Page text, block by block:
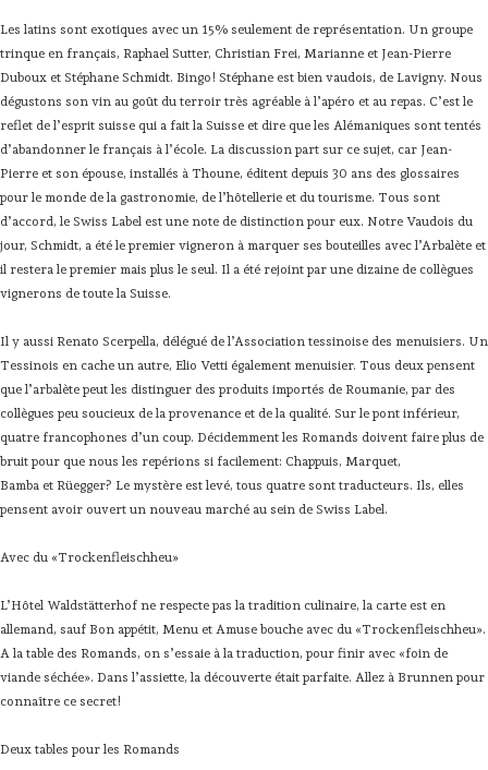
Les latins sont exotiques avec un 15% seulement de représentation. Un groupe
trinque en français, Raphael Sutter, Christian Frei, Marianne et Jean-Pierre
Duboux et Stéphane Schmidt. Bingo! Stéphane est bien vaudois, de Lavigny. Nous
dégustons son vin au goût du terroir très agréable à l’apéro et au repas. C’est le
reflet de l’esprit suisse qui a fait la Suisse et dire que les Alémaniques sont tentés
d’abandonner le français à l’école. La discussion part sur ce sujet, car Jean-
Pierre et son épouse, installés à Thoune, éditent depuis 30 ans des glossaires
pour le monde de la gastronomie, de l’hôtellerie et du tourisme. Tous sont
d’accord, le Swiss Label est une note de distinction pour eux. Notre Vaudois du
jour, Schmidt, a été le premier vigneron à marquer ses bouteilles avec l’Arbalète et
il restera le premier mais plus le seul. Il a été rejoint par une dizaine de collègues
vignerons de toute la Suisse.
Il y aussi Renato Scerpella, délégué de l’Association tessinoise des menuisiers. Un
Tessinois en cache un autre, Elio Vetti également menuisier. Tous deux pensent
que l’arbalète peut les distinguer des produits importés de Roumanie, par des
collègues peu soucieux de la provenance et de la qualité. Sur le pont inférieur,
quatre francophones d’un coup. Décidemment les Romands doivent faire plus de
bruit pour que nous les repérions si facilement: Chappuis, Marquet,
Bamba et Rüegger? Le mystère est levé, tous quatre sont traducteurs. Ils, elles
pensent avoir ouvert un nouveau marché au sein de Swiss Label.
Avec du «Trockenfleischheu»
L’Hôtel Waldstätterhof ne respecte pas la tradition culinaire, la carte est en
allemand, sauf Bon appétit, Menu et Amuse bouche avec du «Trockenfleischheu».
A la table des Romands, on s’essaie à la traduction, pour finir avec «foin de
viande séchée». Dans l’assiette, la découverte était parfaite. Allez à Brunnen pour
connaître ce secret!
Deux tables pour les Romands